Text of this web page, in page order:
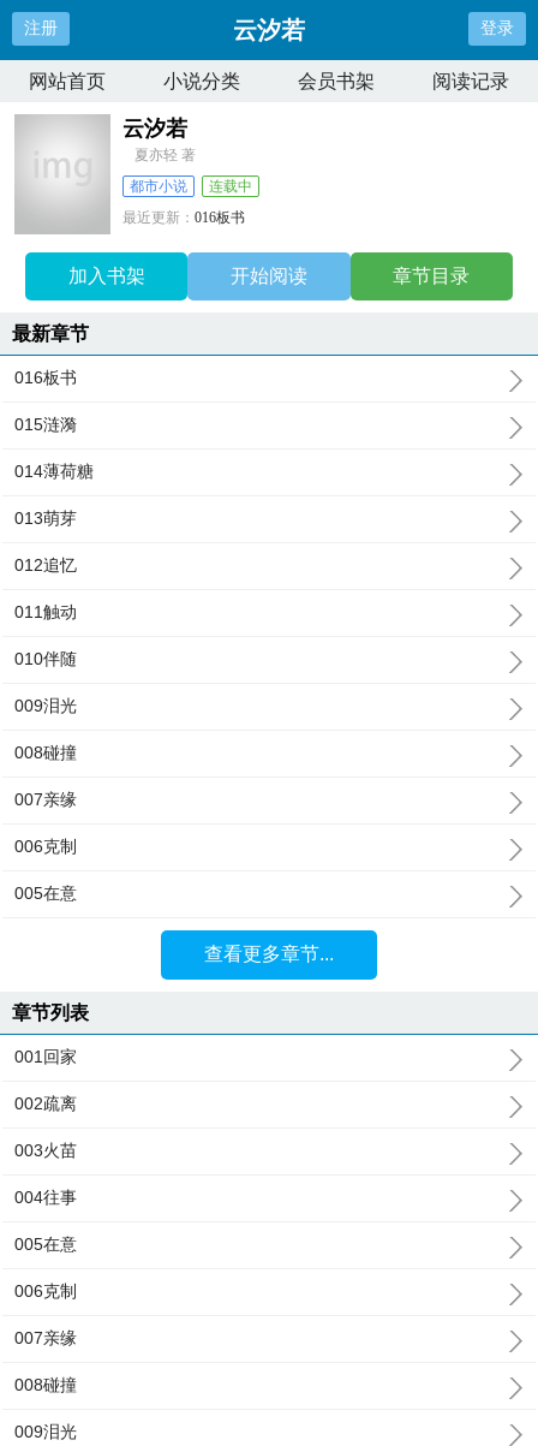
注册 云汐若 登录
网站首页 小说分类 会员书架 阅读记录
云汐若
夏亦轻 著
都市小说
连载中
最近更新：016板书
加入书架 开始阅读 章节目录
最新章节
016板书
015涟漪
014薄荷糖
013萌芽
012追忆
011触动
010伴随
009泪光
008碰撞
007亲缘
006克制
005在意
查看更多章节...
章节列表
001回家
002疏离
003火苗
004往事
005在意
006克制
007亲缘
008碰撞
009泪光